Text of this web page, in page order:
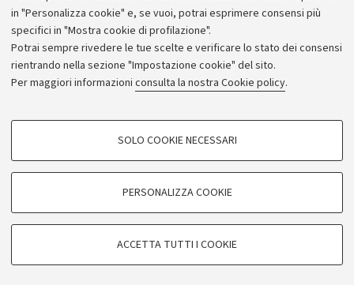
in "Personalizza cookie" e, se vuoi, potrai esprimere consensi più
specifici in "Mostra cookie di profilazione".
Potrai sempre rivedere le tue scelte e verificare lo stato dei consensi
rientrando nella sezione "Impostazione cookie" del sito.
Per maggiori informazioni consulta la nostra Cookie policy.
COOKIE DI PROFILAZIONE - FACOLTATIVI
COOKIE TECNICI - NECESSARI
Si tratta di cookie tecnici utilizzati, a titolo esemplificativo, per il corretto
SOLO COOKIE NECESSARI
PERSONALIZZA COOKIE
ACCETTA TUTTI I COOKIE
Albo online
Amministrazione trasparente
Atti di notifica
Informazioni sul sito e accessibilità
Dichiarazione di accessibilità
Privacy e note legali
Impostazioni Cookie
©Copyright 2026 - ALMA MATER STUDIORUM - Università di
Bologna - Via Zamboni,33 - 40126Bologna - PI:
- CF:80007010376